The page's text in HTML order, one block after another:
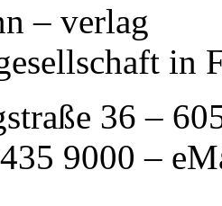
– verlag
in
36 –
9000 –